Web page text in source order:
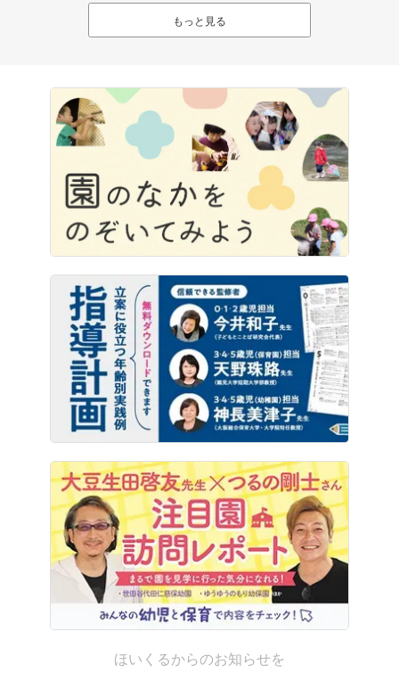
もっと見る
ほいくるからのお知らせを